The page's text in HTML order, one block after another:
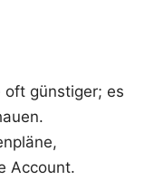
oft günstiger; es
Account.